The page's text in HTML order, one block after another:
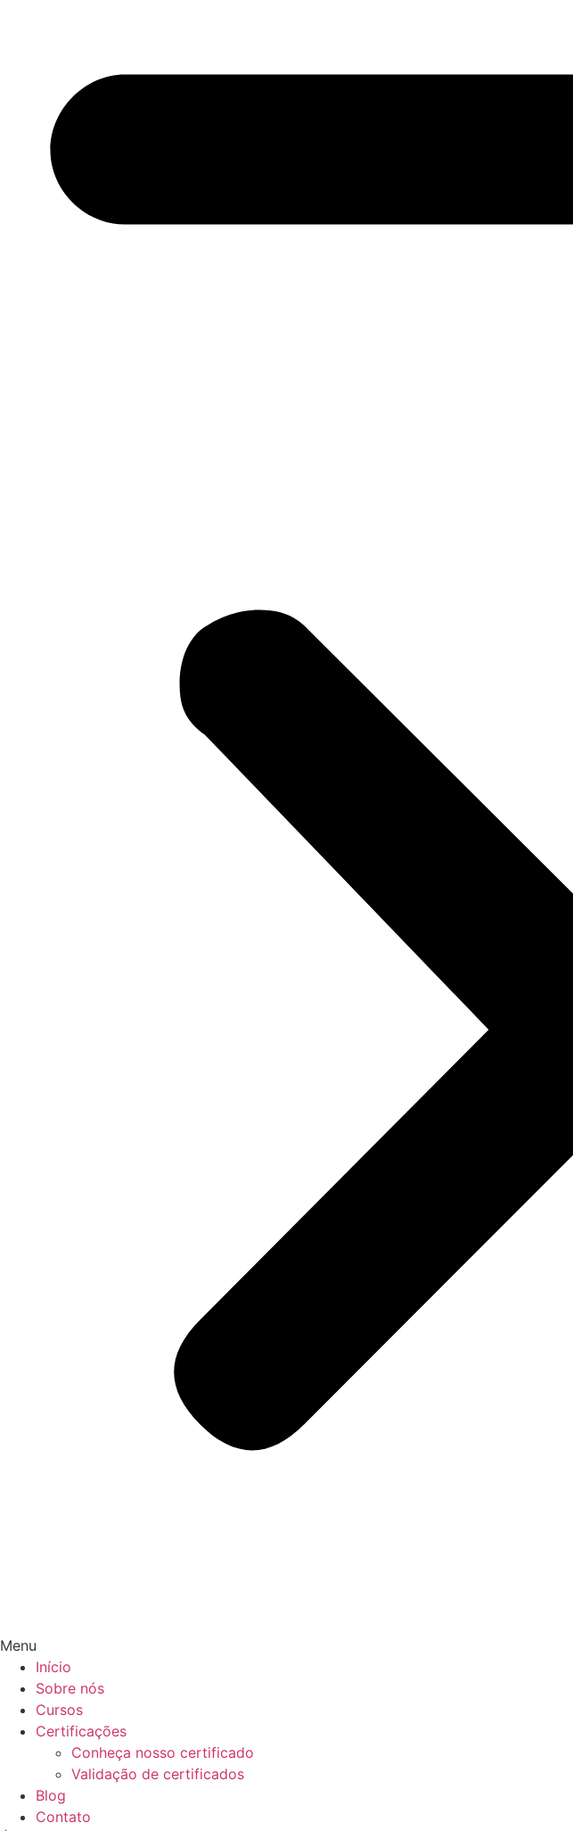
Menu
Início
Sobre nós
Cursos
Certificações
Conheça nosso certificado
Validação de certificados
Blog
Contato